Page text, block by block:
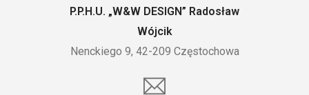
P.P.H.U. „W&W DESIGN” Radosław
Wójcik
Nenckiego 9, 42-209 Częstochowa